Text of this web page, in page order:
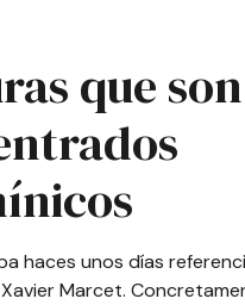
que son
haces unos días
Xavier Marcet.